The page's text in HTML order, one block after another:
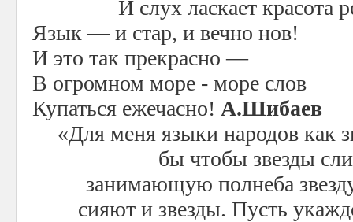
И слух ласкает красота
Язык — и стар, и вечно нов!
И это так прекрасно —
В огромном море - море слов
Купаться ежечасно! А.Шибаев
«Для меня языки народов как
бы чтобы звезды
занимающую полнеба
сияют и звезды. Пусть